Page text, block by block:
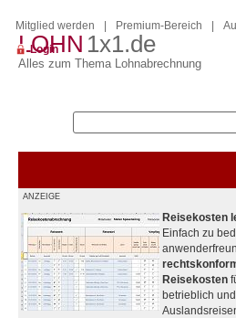
LOHN 1x1.de
Alles zum Thema Lohnabrechnung
Mitglied werden Premium-Bereich
Login
ANZEIGE
Reisekosten
Einfach zu
Reisekosten
betrieblich